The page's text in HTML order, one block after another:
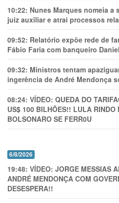
10:22: Nunes Marques nomeia a
juiz auxiliar e atrai processos
09:52: Relatório expõe rede de
Fábio Faria com banqueiro
09:32: Ministros tentam
ingerência de André Mendonça
08:24: VÍDEO: QUEDA DO
US$ 100 BILHÕES!! LULA RINDO
BOLSONARO SE FERR0U
6/8/2026
19:48: VÍDEO: JORGE MESSIAS
ANDRÉ MENDONÇA COM
DESESPERA!!